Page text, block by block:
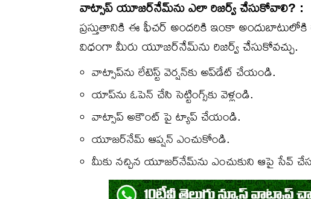
వాట్సాప్ యూజర్‌నేమ్‌ను ఎలా రిజర్వ్ చేసుకోవాలి? :
ప్రస్తుతానికి ఈ ఫీచర్ అందరికి ఇంకా
విధంగా మీరు యూజర్‌నేమ్‌ను రిజర్వ్ చేసుకోవచ్చు.
వాట్సాప్‌ను లేటెస్ట్ వెర్షన్‌కు అప్‌డేట్ చేయండి.
యాప్‌ను ఓపెన్ చేసి సెట్టింగ్స్‌కు వెళ్లండి.
వాట్సాప్ అకౌంట్ పై ట్యాప్ చేయండి.
యూజర్‌నేమ్ ఆప్షన్ ఎంచుకోండి.
మీకు నచ్చిన యూజర్‌నేమ్‌ను ఎంచుకుని ఆపై సేవ్